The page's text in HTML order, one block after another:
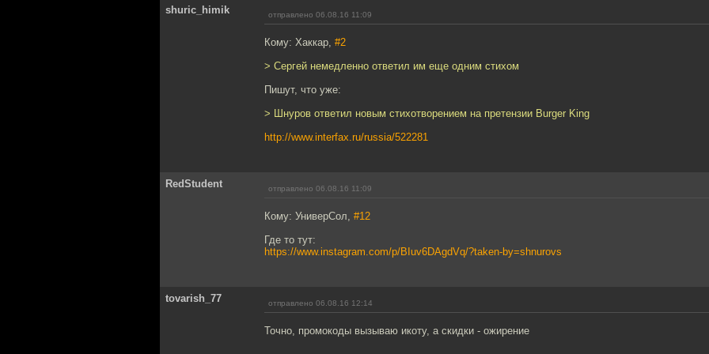
shuric_himik отправлено 06.08.16 11:09
Кому: Хаккар, #2
> Сергей немедленно ответил им еще одним стихом
Пишут, что уже:
> Шнуров ответил новым стихотворением на претензии Burger King
http://www.interfax.ru/russia/522281
RedStudent отправлено 06.08.16 11:09
Кому: УниверСол, #12
Где то тут:
https://www.instagram.com/p/BIuv6DAgdVq/?taken-by=shnurovs
tovarish_77 отправлено 06.08.16 12:14
Точно, промокоды вызываю икоту, а скидки - ожирение